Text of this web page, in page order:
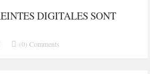
DIGITALES SONT
(0) Comments